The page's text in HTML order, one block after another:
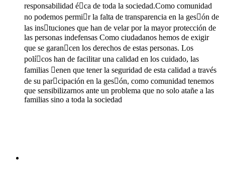
responsabilidad éca de toda la sociedad.Como comunidad
no podemos permir la falta de transparencia en la gesón de
las instuciones que han de velar por la mayor protección de
las personas indefensas Como ciudadanos hemos de exigir
que se garancen los derechos de estas personas. Los
polícos han de facilitar una calidad en los cuidado, las
familias enen que tener la seguridad de esta calidad a través
de su parcipación en la gesón, como comunidad tenemos
que sensibilizarnos ante un problema que no solo atañe a las
familias sino a toda la sociedad